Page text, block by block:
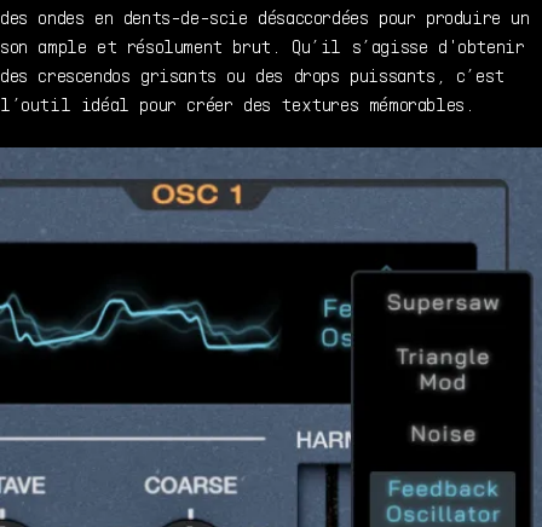
des ondes en dents-de-scie désaccordées pour produire un
son ample et résolument brut. Qu’il s’agisse d'obtenir
des crescendos grisants ou des drops puissants, c’est
l’outil idéal pour créer des textures mémorables.